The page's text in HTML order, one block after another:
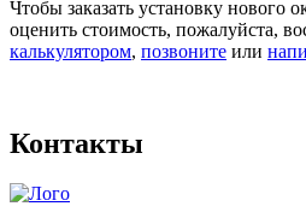
Чтобы заказать установку нового
оценить стоимость, пожалуйста,
калькулятором, позвоните или
Контакты